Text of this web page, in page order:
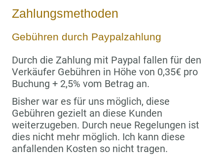
Zahlungsmethoden
Gebühren durch Paypalzahlung
Durch die Zahlung mit Paypal fallen für den
Verkäufer Gebühren in Höhe von 0,35€ pro
Buchung + 2,5% vom Betrag an.
Bisher war es für uns möglich, diese
Gebühren gezielt an diese Kunden
weiterzugeben. Durch neue Regelungen ist
dies nicht mehr möglich. Ich kann diese
anfallenden Kosten so nicht tragen.